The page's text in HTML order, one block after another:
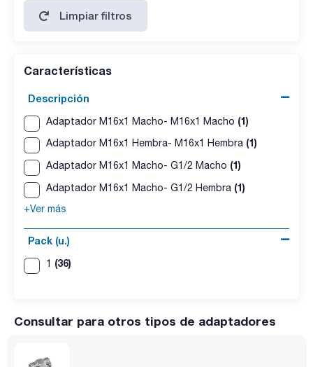
Limpiar filtros
Características
Descripción
Adaptador M16x1 Macho- M16x1 Macho (1)
Adaptador M16x1 Hembra- M16x1 Hembra (1)
Adaptador M16x1 Macho- G1/2 Macho (1)
Adaptador M16x1 Macho- G1/2 Hembra (1)
+Ver más
Pack (u.)
1 (36)
Consultar para otros tipos de adaptadores